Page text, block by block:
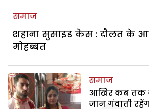
समाज
शहाना सुसाइड केस : दौलत के
मोहब्बत
समाज
आखिर कब तक
जान गंवाती